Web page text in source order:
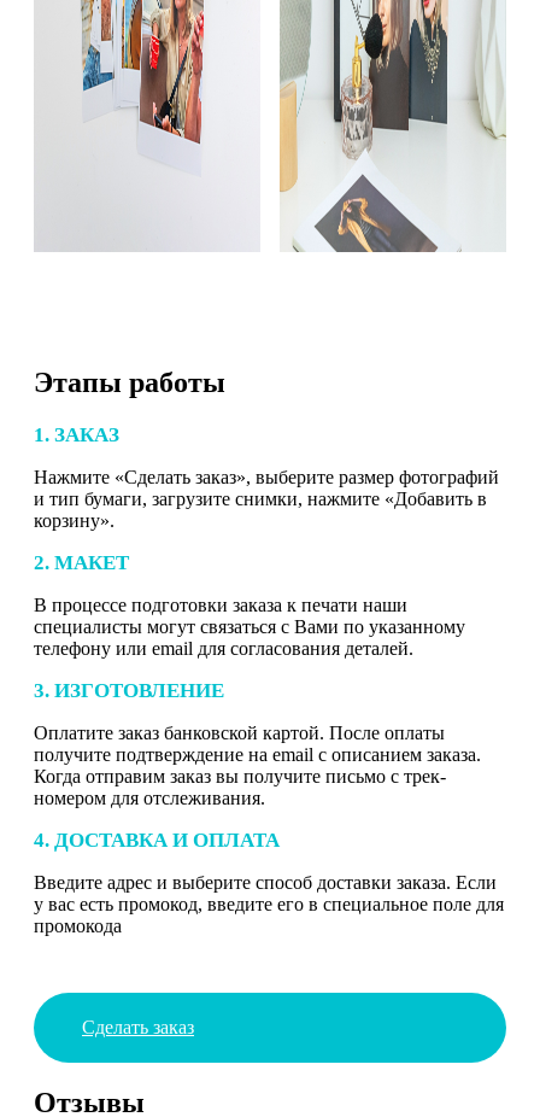
Этапы работы
1. ЗАКАЗ
Нажмите «Сделать заказ», выберите размер фотографий
и тип бумаги, загрузите снимки, нажмите «Добавить в
корзину».
2. МАКЕТ
В процессе подготовки заказа к печати наши
специалисты могут связаться с Вами по указанному
телефону или email для согласования деталей.
3. ИЗГОТОВЛЕНИЕ
Оплатите заказ банковской картой. После оплаты
получите подтверждение на email с описанием заказа.
Когда отправим заказ вы получите письмо с трек-
номером для отслеживания.
4. ДОСТАВКА И ОПЛАТА
Введите адрес и выберите способ доставки заказа. Если
у вас есть промокод, введите его в специальное поле для
промокода
Сделать заказ
Отзывы